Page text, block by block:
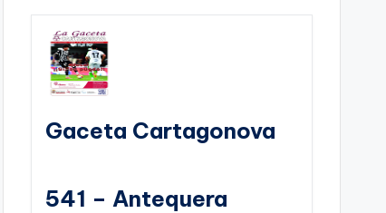
Gaceta Cartagonova
541 – Antequera